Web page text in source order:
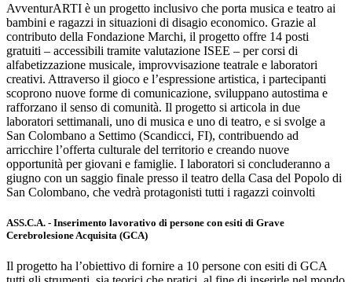
AvventurARTI è un progetto inclusivo che porta musica e teatro ai
bambini e ragazzi in situazioni di disagio economico. Grazie al
contributo della Fondazione Marchi, il progetto offre 14 posti
gratuiti – accessibili tramite valutazione ISEE – per corsi di
alfabetizzazione musicale, improvvisazione teatrale e laboratori
creativi. Attraverso il gioco e l’espressione artistica, i partecipanti
scoprono nuove forme di comunicazione, sviluppano autostima e
rafforzano il senso di comunità. Il progetto si articola in due
laboratori settimanali, uno di musica e uno di teatro, e si svolge a
San Colombano a Settimo (Scandicci, FI), contribuendo ad
arricchire l’offerta culturale del territorio e creando nuove
opportunità per giovani e famiglie. I laboratori si concluderanno a
giugno con un saggio finale presso il teatro della Casa del Popolo di
San Colombano, che vedrà protagonisti tutti i ragazzi coinvolti
ASS.C.A. - Inserimento lavorativo di persone con esiti di Grave
Cerebrolesione Acquisita (GCA)
Il progetto ha l’obiettivo di fornire a 10 persone con esiti di GCA